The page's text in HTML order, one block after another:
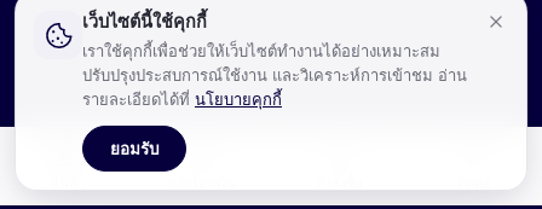
เว็บไซต์นี้ใช้คุกกี้
เราใช้คุกกี้เพื่อช่วยให้เว็บไซต์ทำงานได้อย่างเหมาะสม
ปรับปรุงประสบการณ์ใช้งาน และวิเคราะห์การเข้าชม อ่าน
รายละเอียดได้ที่ นโยบายคุกกี้
ยอมรับ